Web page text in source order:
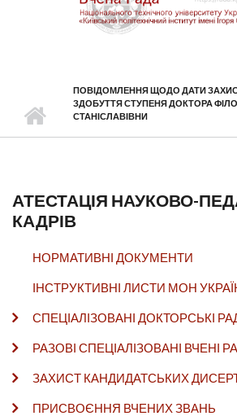
ПОВІДОМЛЕННЯ ЩОДО ДАТИ
ЗДОБУТТЯ СТУПЕНЯ ДОКТОРА
СТАНІСЛАВІВНИ
АТЕСТАЦІЯ НАУКОВО-
КАДРІВ
НОРМАТИВНІ ДОКУМЕНТИ
ІНСТРУКТИВНІ ЛИСТИ МОН
СПЕЦІАЛІЗОВАНІ ДОКТОРСЬКІ
РАЗОВІ СПЕЦІАЛІЗОВАНІ ВЧЕНІ
ЗАХИСТ КАНДИДАТСЬКИХ
ПРИСВОЄННЯ ВЧЕНИХ ЗВАНЬ